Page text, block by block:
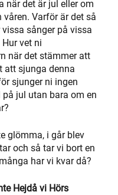
när det är jul eller om
Varför är det så
sånger på vissa
vet ni
när det stämmer att
att sjunga denna
sjunger ni ingen
jul utan bara om en
glömma, i går blev
och så tar vi bort en
har vi kvar då?
Hejdå vi Hörs